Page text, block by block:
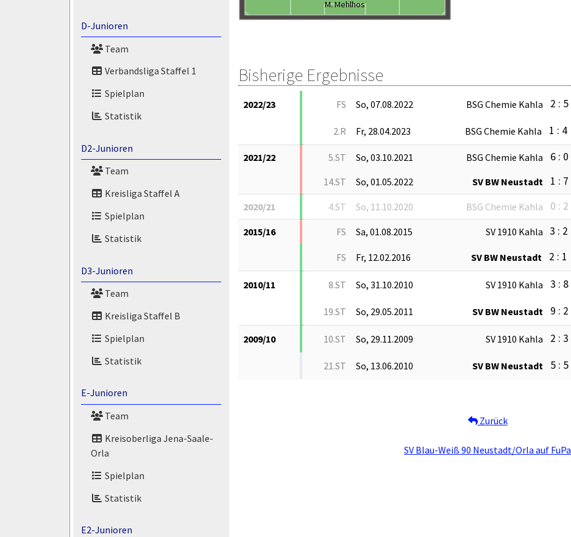
D-Junioren
Team
Verbandsliga Staffel 1
Spielplan
Statistik
D2-Junioren
Team
Kreisliga Staffel A
Spielplan
Statistik
D3-Junioren
Team
Kreisliga Staffel B
Spielplan
Statistik
E-Junioren
Team
Kreisoberliga Jena-Saale-
Orla
Spielplan
Statistik
E2-Junioren
M. Mehlhos
Bisherige Ergebnisse
2022/23 FS So, 07.08.2022 BSG Chemie Kahla 2 : 5
2.R Fr, 28.04.2023 BSG Chemie Kahla 1 : 4
2021/22 5.ST So, 03.10.2021 BSG Chemie Kahla 6 : 0
14.ST
So, 01.05.2022 SV BW Neustadt 1 : 7
2020/21 4.ST So, 11.10.2020 BSG Chemie Kahla 0 : 2
2015/16 FS Sa, 01.08.2015 SV 1910 Kahla 3 : 2
FS Fr, 12.02.2016 SV BW Neustadt 2 : 1
2010/11 8.ST So, 31.10.2010 SV 1910 Kahla 3 : 8
19.ST So, 29.05.2011 SV BW Neustadt 9 : 2
2009/10 10.ST So, 29.11.2009 SV 1910 Kahla 2 : 3
21.ST So, 13.06.2010 SV BW Neustadt 5 : 5
Zurück
SV Blau-Weiß 90 Neustadt/Orla auf FuPa